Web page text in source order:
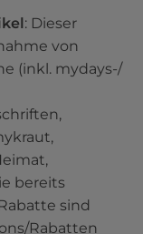
: Dieser
von
(inkl. mydays-/
bereits
sind
Rabatten